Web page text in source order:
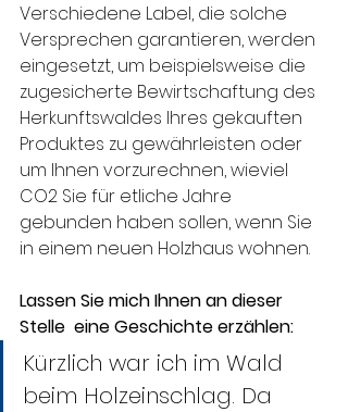
Verschiedene Label, die solche
Versprechen garantieren, werden
eingesetzt, um beispielsweise die
zugesicherte Bewirtschaftung des
Herkunftswaldes Ihres gekauften
Produktes zu gewährleisten oder
um Ihnen vorzurechnen, wieviel
CO2 Sie für etliche Jahre
gebunden haben sollen, wenn Sie
in einem neuen Holzhaus wohnen.
Lassen Sie mich Ihnen an dieser
Stelle  eine Geschichte erzählen:
Kürzlich war ich im Wald
beim Holzeinschlag. Da